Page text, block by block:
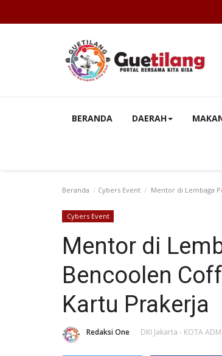
BERANDA DAERAH
Beranda Cybers Event Mentor di Lembaga
Cybers Event
Mentor di
Bencoolen
Kartu Prakerja
Redaksi One DKI Jakarta - KOTA